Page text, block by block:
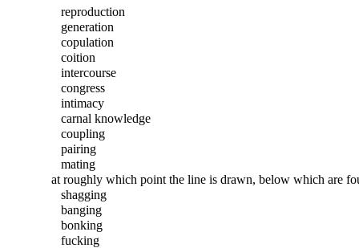
reproduction
generation
copulation
coition
intercourse
congress
intimacy
carnal knowledge
coupling
pairing
mating
at roughly which point the line is drawn, below which are
shagging
banging
bonking
fucking